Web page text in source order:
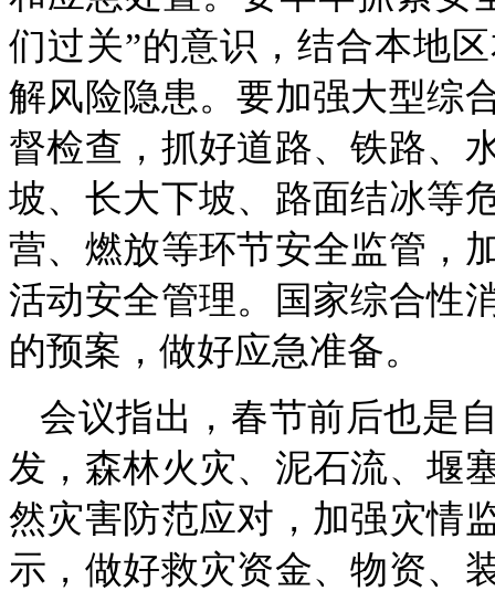
们过关”的意识，结合本地
解风险隐患。要加强大型综
督检查，抓好道路、铁路、
坡、长大下坡、路面结冰等
营、燃放等环节安全监管，
活动安全管理。国家综合性
的预案，做好应急准备。
会议指出，春节前后也是
发，森林火灾、泥石流、堰
然灾害防范应对，加强灾情
示，做好救灾资金、物资、